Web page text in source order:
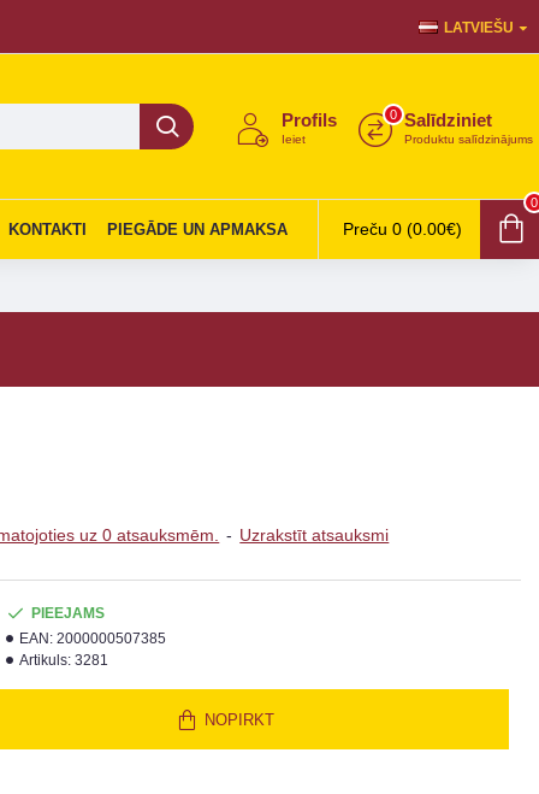
LATVIEŠU
Profils
Ieiet
Salīdziniet
Produktu salīdzinājums
0
KONTAKTI PIEGĀDE UN APMAKSA Preču 0 (0.00€)
0
uz 0 atsauksmēm. - Uzrakstīt atsauksmi
PIEEJAMS
EAN: 2000000507385
Artikuls: 3281
NOPIRKT